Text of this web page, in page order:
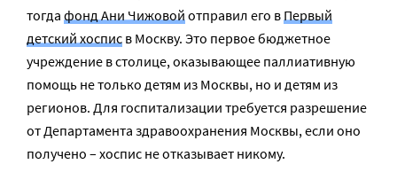
тогда фонд Ани Чижовойотправил его вПервый
детский хоспис в Москву. Это первое бюджетное
учреждение в столице, оказывающее паллиативную
помощь не только детям из Москвы, но и детям из
регионов. Для госпитализации требуется разрешение
от Департамента здравоохранения Москвы, если оно
получено – хоспис не отказывает никому.